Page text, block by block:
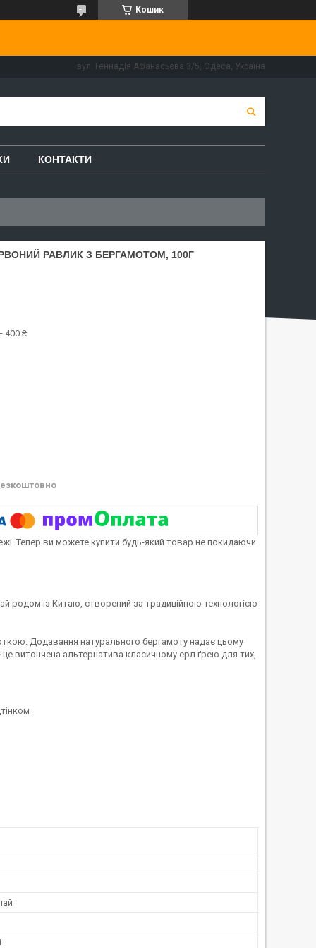
Кошик
вул. Геннадія Афанасьєва 3/5, Одеса, Україна
КОНТАКТИ
РАВЛИК З БЕРГАМОТОМ, 100Г
400 ₴
Тепер ви можете купити будь-який товар не покидаючи
родом із Китаю, створений за традиційною технологією
Додавання натурального бергамоту надає цьому
витончена альтернатива класичному ерл ґрею для тих,